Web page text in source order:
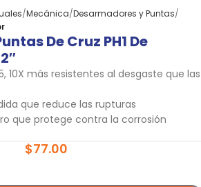
Mecánica Desarmadores y Puntas
De Cruz PH1 De
10X más resistentes al desgaste que las
que reduce las rupturas
que protege contra la corrosión
$77.00